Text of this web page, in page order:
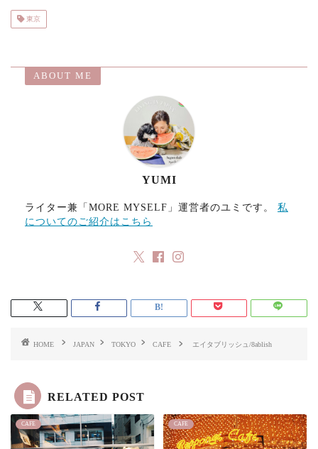
eb
o
k
o
n
東京
ABOUT ME
YUMI
ライター兼「MORE MYSELF」運営者のユミです。 私
についてのご紹介はこちら
HOME JAPAN TOKYO CAFE エイタブリッシュ/8ablish
RELATED POST
CAFE CAFE